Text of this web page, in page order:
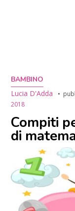
BAMBINO
Lucia D'Adda
2018
Compiti
di